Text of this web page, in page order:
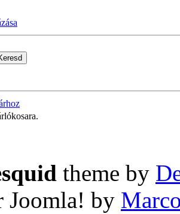
theme by
Joomla! by